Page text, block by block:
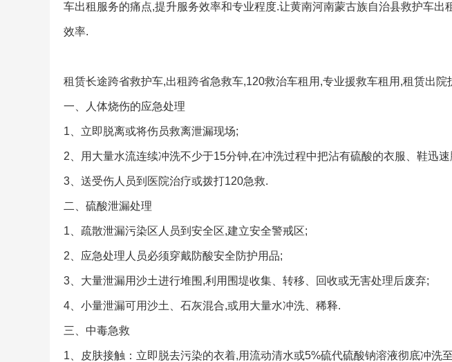
车出租服务的痛点,提升服务效率和专业程度.让黄南河南蒙古族自治县救护车出
效率.
租赁长途跨省救护车,出租跨省急救车,120救治车租用,专业援救车租用,租赁出
一、人体烧伤的应急处理
1、立即脱离或将伤员救离泄漏现场;
2、用大量水流连续冲洗不少于15分钟,在冲洗过程中把沾有硫酸的衣服、鞋迅速
3、送受伤人员到医院治疗或拨打120急救.
二、硫酸泄漏处理
1、疏散泄漏污染区人员到安全区,建立安全警戒区;
2、应急处理人员必须穿戴防酸安全防护用品;
3、大量泄漏用沙土进行堆围,利用围堤收集、转移、回收或无害处理后废弃;
4、小量泄漏可用沙土、石灰混合,或用大量水冲洗、稀释.
三、中毒急救
1、皮肤接触：立即脱去污染的衣着,用流动清水或5%硫代硫酸钠溶液彻底冲洗